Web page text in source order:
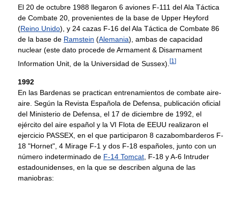
El 20 de octubre 1988 llegaron 6 aviones F-111 del Ala Táctica
de Combate 20, provenientes de la base de Upper Heyford
(Reino Unido), y 24 cazas F-16 del Ala Táctica de Combate 86
de la base de Ramstein (Alemania), ambas de capacidad
nuclear (este dato procede de Armament & Disarmament
Information Unit, de la Universidad de Sussex). [1 ]
1992
En las Bardenas se practican entrenamientos de combate aire-
aire. Según la Revista Española de Defensa, publicación oficial
del Ministerio de Defensa, el 17 de diciembre de 1992, el
ejército del aire español y la VI Flota de EEUU realizaron el
ejercicio PASSEX, en el que participaron 8 cazabombarderos F-
18 "Hornet", 4 Mirage F-1 y dos F-18 españoles, junto con un
número indeterminado de F-14 Tomcat , F-18 y A-6 Intruder
estadounidenses, en la que se describen alguna de las
maniobras: